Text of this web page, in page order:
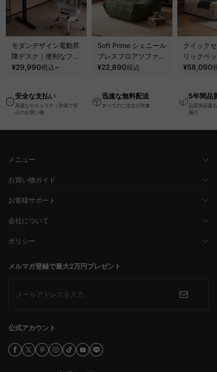
モダンデザイン電動昇
降デスク｜便利なフッ
ク・コンセント・
ー機能搭載ワークデス
ク
¥29,990税込~
Soft Prime シェニール
プレスフロアソファ｜
圧縮梱包で搬入しやす
ァ
¥22,890税込
クイック
リックベ
要で組み
¥58,090
安全な支払い
高度なセキュリティ対策で安
心のお買い物
迅速な無料配送
すべてのご注文が対象
5年間品
品質保証書
届け
メニュー
お買い物ガイド
お客様サポート
会社について
ポリシー
メルマガ登録で最大2万円プレゼント
メールアドレスを入力
公式アカウント